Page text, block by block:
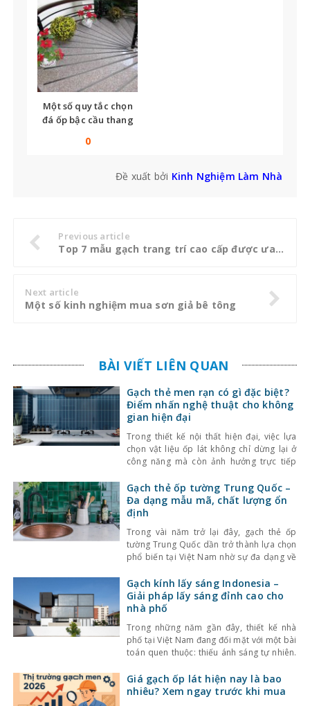
Một số quy tắc chọn
đá ốp bậc cầu thang
0
Đề xuất bởi Kinh Nghiệm Làm Nhà
Previous article
Top 7 mẫu gạch trang trí cao cấp được ưa chuộng
Next article
Một số kinh nghiệm mua sơn giả bê tông
BÀI VIẾT LIÊN QUAN
Gạch thẻ men rạn có gì đặc biệt?
Điểm nhấn nghệ thuật cho không
gian hiện đại
Trong thiết kế nội thất hiện đại, việc lựa
chọn vật liệu ốp lát không chỉ dừng lại ở
công năng mà còn ảnh hưởng trực tiếp
Một trong những lựa chọn nổi bật gần đây
là gạch thẻ men rạn – dòng gạch ốp lát
Gạch thẻ ốp tường Trung Quốc –
Đa dạng mẫu mã, chất lượng ổn
định
Trong vài năm trở lại đây, gạch thẻ ốp
tường Trung Quốc dần trở thành lựa chọn
phổ biến tại Việt Nam nhờ sự đa dạng về
Bên cạnh đó, chất lượng sản phẩm cũng
không ngừng được cải thiện, đáp ứng tốt
nhu cầu sử
Gạch kính lấy sáng Indonesia –
Giải pháp lấy sáng đỉnh cao cho
nhà phố
Trong những năm gần đây, thiết kế nhà
phố tại Việt Nam đang đối mặt với một bài
toán quen thuộc: thiếu ánh sáng tự nhiên.
che chắn bởi các công trình xung quanh,
khiến không gian trở nên bí bách và phụ
Giá gạch ốp lát hiện nay là bao
nhiêu? Xem ngay trước khi mua